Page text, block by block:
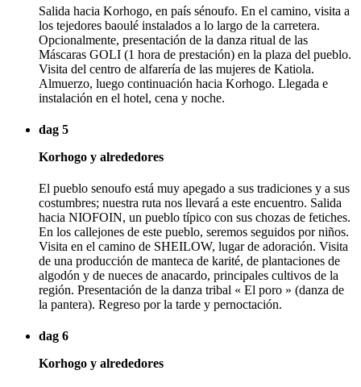
Salida hacia Korhogo, en país sénoufo. En el camino, visita a
los tejedores baoulé instalados a lo largo de la carretera.
Opcionalmente, presentación de la danza ritual de las
Máscaras GOLI (1 hora de prestación) en la plaza del pueblo.
Visita del centro de alfarería de las mujeres de Katiola.
Almuerzo, luego continuación hacia Korhogo. Llegada e
instalación en el hotel, cena y noche.
dag 5
Korhogo y alrededores
El pueblo senoufo está muy apegado a sus tradiciones y a sus
costumbres; nuestra ruta nos llevará a este encuentro. Salida
hacia NIOFOIN, un pueblo típico con sus chozas de fetiches.
En los callejones de este pueblo, seremos seguidos por niños.
Visita en el camino de SHEILOW, lugar de adoración. Visita
de una producción de manteca de karité, de plantaciones de
algodón y de nueces de anacardo, principales cultivos de la
región. Presentación de la danza tribal « El poro » (danza de
la pantera). Regreso por la tarde y pernoctación.
dag 6
Korhogo y alrededores